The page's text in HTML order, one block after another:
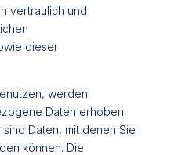
vertraulich und
dieser
werden
Daten erhoben.
Daten, mit denen Sie
können. Die